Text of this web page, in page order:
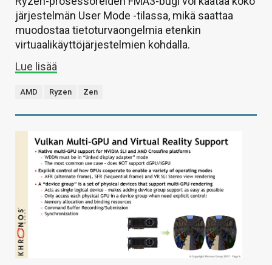
järjestelmän User Mode -tilassa, mikä saattaa
muodostaa tietoturvaongelmia etenkin
virtuaalikäyttöjärjestelmien kohdalla.
Lue lisää
AMD Ryzen Zen